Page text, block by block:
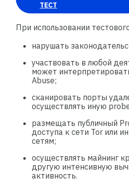
ТЕСТ
При использовании
нарушать
участвовать в любой
может
Abuse;
сканировать порты
осуществлять иную
размещать публичный
доступа к сети Tor или
сетям;
осуществлять майнинг
другую интенсивную
активность.